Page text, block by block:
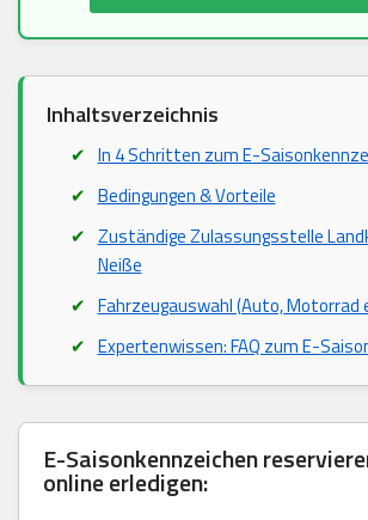
Inhaltsverzeichnis
In 4 Schritten zum E-
Bedingungen & Vorteile
Zuständige Zulassungsstelle
Neiße
Fahrzeugauswahl (Auto, Motorrad
Expertenwissen: FAQ zum E-
E-Saisonkennzeichen
online erledigen: